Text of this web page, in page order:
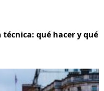
qué hacer y qué